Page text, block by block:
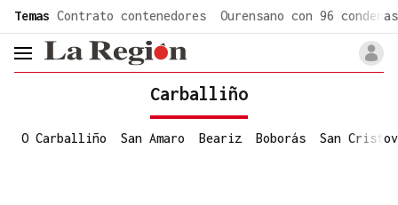
Temas Contrato contenedores Ourensano con 96 condenas
header.menu.open
Carballiño
O Carballiño San Amaro Beariz Boborás San